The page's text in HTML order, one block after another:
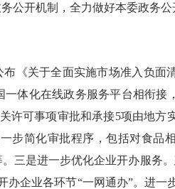
公开机制，全力做好本委政务公
关于全面实施市场准入负面
体化在线政务服务平台相衔接
许可事项审批和承接5项由地方
步简化审批程序，包括对食品
三是进一步优化企业开办服务
企业各环节“一网通办”。进一